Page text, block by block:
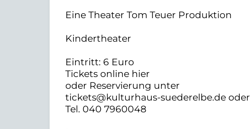
Eine Theater Tom Teuer Produktion
Kindertheater
Eintritt: 6 Euro
Tickets online hier
oder Reservierung unter
tickets@kulturhaus-suederelbe.de oder
Tel. 040 7960048